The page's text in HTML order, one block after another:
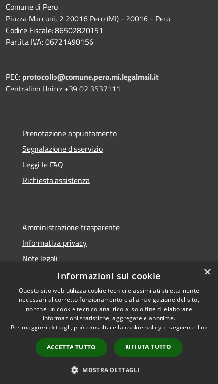
Comune di Pero
Piazza Marconi, 2 20016 Pero (MI) - 20016 - Pero
Codice Fiscale: 86502820151
Partita IVA: 06721490156
PEC: protocollo@comune.pero.mi.legalmail.it
Centralino Unico: +39 02 3537111
Prenotazione appuntamento
Segnalazione disservizio
Leggi le FAQ
Richiesta assistenza
Amministrazione trasparente
Informativa privacy
Note legali
Dichiarazione di accessibilità
RSS
Accessibilità
Copyright © 2026 • Comune di
Pero • Powered by
Municipium•
Accesso
redazione
×
Informazioni sui cookie
Questo sito web utilizza cookie tecnici e assimilati strettamente
necessari al corretto funzionamento e alla navigazione del sito,
nonché un cookie tecnico analitico al solo fine di elaborare
informazioni statistiche, aggregate e anonime.
Per maggiori dettagli, può consultare la cookie policy al seguente link
ACCETTA TUTTO RIFIUTA TUTTO
MOSTRA DETTAGLI